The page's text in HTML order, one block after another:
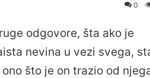
0
odgovore, šta ako je
nevina u vezi svega,
što je on trazio od